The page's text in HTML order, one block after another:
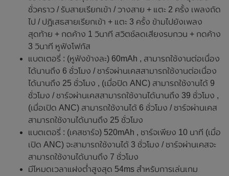
ชั่วคราว / รับสายเรียกเข้า / วางสาย + แตะ 2 ครั้ง เพลงถัด
ไป / ปฏิเสธสายเรียกเข้า + แตะ 3 ครั้ง ข้ามไปยังเพลง
สุดท้าย + กดค้าง 1 วินาที สวิตช์ลดเสียงรบกวน + กดค้าง
3 วินาที หูฟังโฟกัส
แบตเตอรี่ : (หูฟังข้างละ) 60mAh , สามารถใช้งานต่อเนื่อง
ได้นานถึง 6 ชั่วโมง / ชาร์จผ่านเคสสามารถใช้งานต่อเนื่อง
ได้นานถึง 25 ชั่วโมง , (เมื่อปิด ANC) สามารถใช้งานได้ 9
ชั่วโมง / ชาร์จผ่านเคสสามารถใช้งานได้นานถึง 39 ชั่วโมง ,
(เมื่อเปิด ANC) สามารถใช้งานได้ 6 ชั่วโมง / ชาร์จผ่านเคส
สามารถใช้งานได้นานถึง 25 ชั่วโมง
แบตเตอรี่ : (เคสชาร์จ) 520mAh , ชาร์จเพียง 10 นาที (เมื่อ
เปิด ANC) จะสามารถใช้งานได้ 3 ชั่วโมง / ชาร์จผ่านเคสจะ
สามารถใช้งานได้นานถึง 7 ชั่วโมง
มีโหมดเวลาแฝงต่ำสูงสุด 54ms สำหรับการเล่นเกม